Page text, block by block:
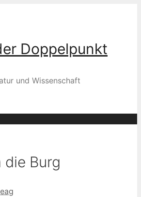
Doppelpunkt
und Wissenschaft
die Burg
eag